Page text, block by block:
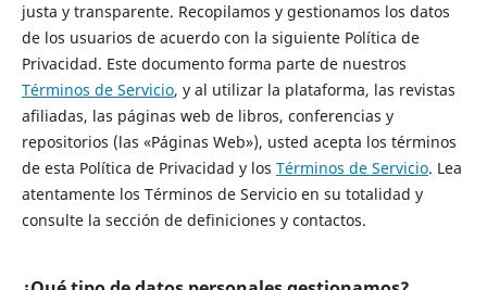
justa y transparente. Recopilamos y gestionamos los datos
de los usuarios de acuerdo con la siguiente Política de
Privacidad. Este documento forma parte de nuestros
Términos de Servicio, y al utilizar la plataforma, las revistas
afiliadas, las páginas web de libros, conferencias y
repositorios (las «Páginas Web»), usted acepta los términos
de esta Política de Privacidad y los Términos de Servicio. Lea
atentamente los Términos de Servicio en su totalidad y
consulte la sección de definiciones y contactos.